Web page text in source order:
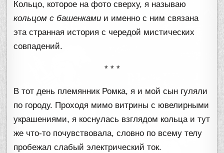
Кольцо, которое на фото сверху, я называю
кольцом с башенками и именно с ним связана
эта странная история с чередой мистических
совпадений.
* * *
В тот день племянник Ромка, я и мой сын гуляли
по городу. Проходя мимо витрины с ювелирными
украшениями, я коснулась взглядом кольца и тут
же что-то почувствовала, словно по всему телу
пробежал слабый электрический ток.